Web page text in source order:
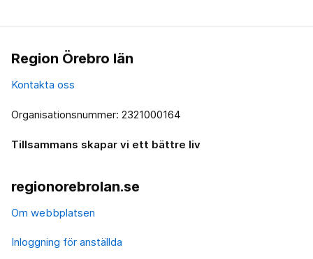
Region Örebro län
Kontakta oss
Organisationsnummer: 2321000164
Tillsammans skapar vi ett bättre liv
regionorebrolan.se
Om webbplatsen
Inloggning för anställda